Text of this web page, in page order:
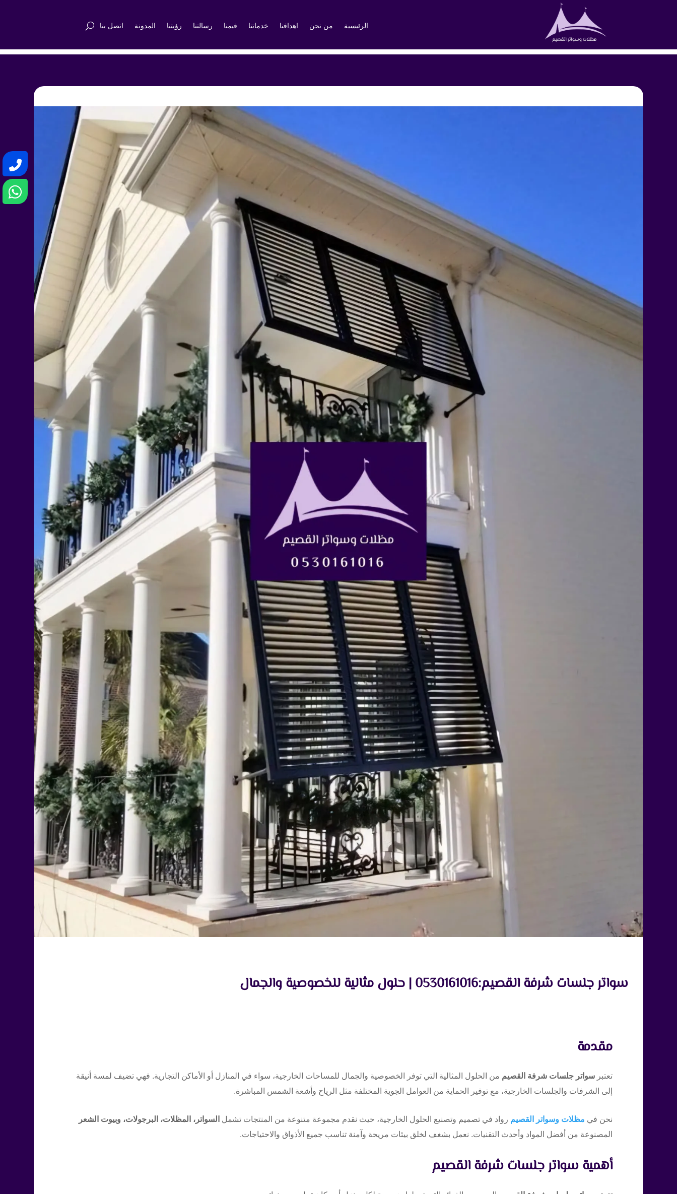
الرئيسية من نحن اهدافنا خدماتنا قيمنا رسالتنا رؤيتنا المدونة اتصل بنا
سواتر جلسات شرفة القصيم:0530161016 | حلول مثالية للخصوصية والجمال
مقدمة
تعتبر سواتر جلسات شرفة القصيم من الحلول المثالية التي توفر الخصوصية والجمال للمساحات الخارجية، سواء في المنازل أو الأماكن التجارية. فهي تضيف لمسة أنيقة
إلى الشرفات والجلسات الخارجية، مع توفير الحماية من العوامل الجوية المختلفة مثل الرياح وأشعة الشمس المباشرة.
نحن في مظلات وسواتر القصيم رواد في تصميم وتصنيع الحلول الخارجية، حيث نقدم مجموعة متنوعة من المنتجات تشمل السواتر، المظلات، البرجولات، وبيوت الشعر
المصنوعة من أفضل المواد وأحدث التقنيات. نعمل بشغف لخلق بيئات مريحة وآمنة تناسب جميع الأذواق والاحتياجات.
أهمية سواتر جلسات شرفة القصيم